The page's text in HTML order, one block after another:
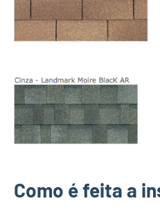
Como é feita a